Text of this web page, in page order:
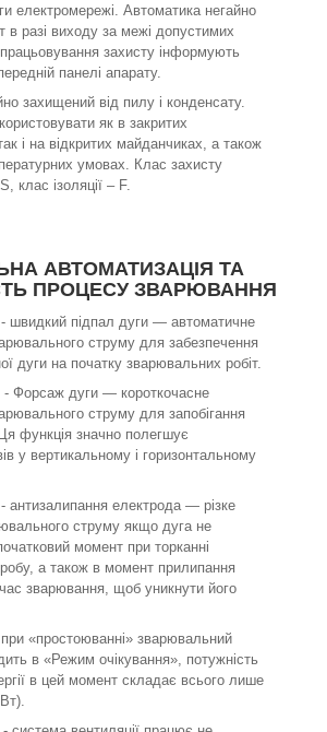
АВТОМАТИЗАЦІЯ ТА
ПРОЦЕСУ ЗВАРЮВАННЯ
- швидкий підпал дуги — автоматичне
струму для забезпечення
дуги на початку зварювальних робіт.
- Форсаж дуги — короткочасне
струму для запобігання
функція значно полегшує
у вертикальному і горизонтальному
- антизалипання електрода — різке
струму якщо дуга не
момент при торканні
а також в момент прилипання
зварювання, щоб уникнути його
«простоюванні» зварювальний
в «Режим очікування», потужність
в цей момент складає всього лише
електромережі. Автоматика негайно
в разі виходу за межі допустимих
захисту інформують
панелі апарату.
захищений від пилу і конденсату.
як в закритих
і на відкритих майданчиках, а також
умовах. Клас захисту
клас ізоляції – F.